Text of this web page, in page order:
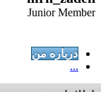
Junior Member
درباره من
...